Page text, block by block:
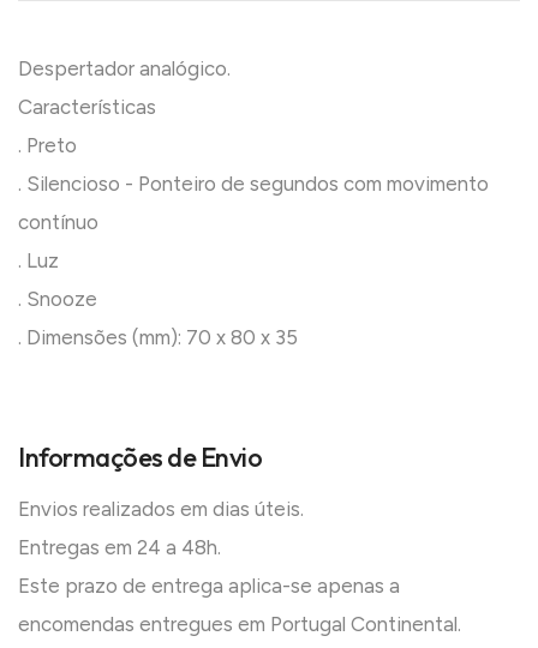
Despertador analógico.
Características
. Preto
. Silencioso - Ponteiro de segundos com movimento
contínuo
. Luz
. Snooze
. Dimensões (mm): 70 x 80 x 35
Informações de Envio
Envios realizados em dias úteis.
Entregas em 24 a 48h.
Este prazo de entrega aplica-se apenas a
encomendas entregues em Portugal Continental.